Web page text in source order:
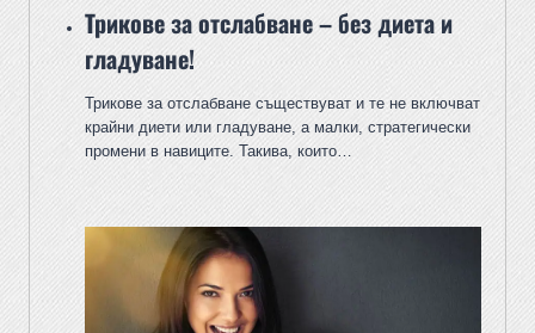
Трикове за отслабване – без диета и
гладуване!
Трикове за отслабване съществуват и те не включват
крайни диети или гладуване, а малки, стратегически
промени в навиците. Такива, които…